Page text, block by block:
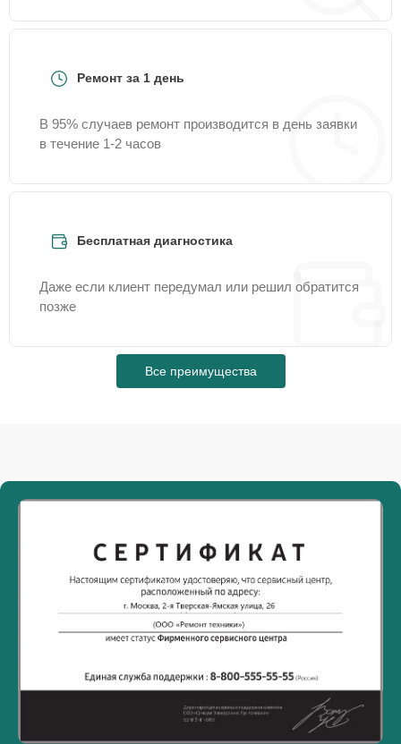
Ремонт за 1 день
В 95% случаев ремонт производится в день заявки
в течение 1-2 часов
Бесплатная диагностика
Даже если клиент передумал или решил обратится
позже
Все преимущества